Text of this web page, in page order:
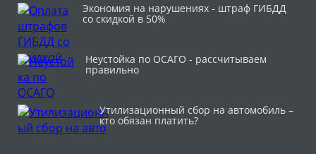
Экономия на нарушениях - штраф ГИБДД
со скидкой в 50%
Неустойка по ОСАГО - рассчитываем
правильно
Утилизационный сбор на автомобиль –
кто обязан платить?